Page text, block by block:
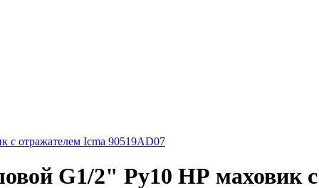
с отражателем Icma 90519AD07
G1/2" Ру10 НР маховик